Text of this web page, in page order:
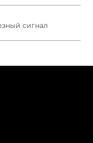
сигнал